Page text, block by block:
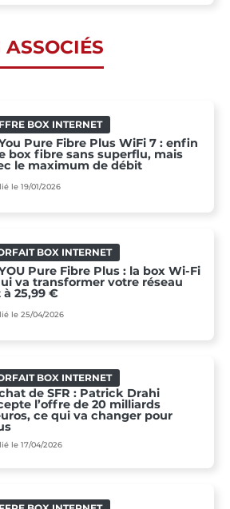
BOX INTERNET
Pure Fibre Plus WiFi 7 : enfin
box fibre sans superflu, mais
le maximum de débit
le 19/01/2026
BOX INTERNET
Pure Fibre Plus : la box Wi-Fi
va transformer votre réseau
à 25,99 €
le 25/04/2026
BOX INTERNET
de SFR : Patrick Drahi
l’offre de 20 milliards
ce qui va changer pour
le 17/04/2026